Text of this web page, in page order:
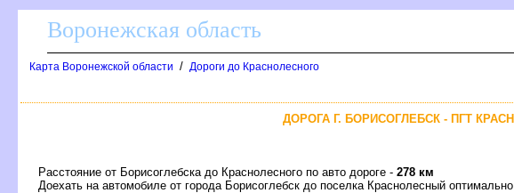
оронежская область
Карта Воронежской области / Дороги до Краснолесного
ДОРОГА Г. БОРИСОГЛЕБСК - ПГТ
Расстояние от Борисоглебска до Краснолесного по авто дороге - 278 км
Доехать на автомобиле от города Борисоглебск до поселка Краснолесный